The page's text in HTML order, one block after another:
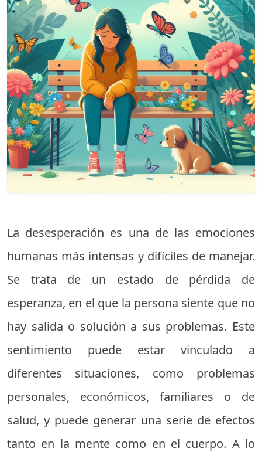
La desesperación es una de las emociones
humanas más intensas y difíciles de manejar.
Se trata de un estado de pérdida de
esperanza, en el que la persona siente que no
hay salida o solución a sus problemas. Este
sentimiento puede estar vinculado a
diferentes situaciones, como problemas
personales, económicos, familiares o de
salud, y puede generar una serie de efectos
tanto en la mente como en el cuerpo. A lo